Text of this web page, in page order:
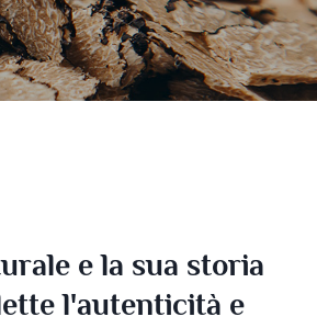
e la sua storia
l'autenticità e